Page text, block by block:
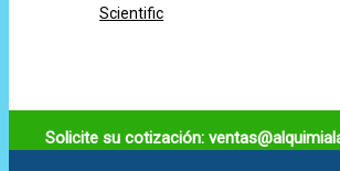
Scientific
Solicite su cotización: